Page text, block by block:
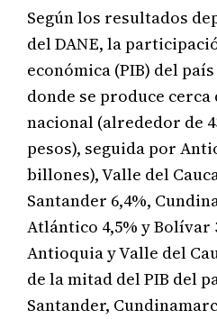
Según los resultados
del DANE, la
económica (PIB) del
donde se produce cerca
nacional (alrededor de
pesos), seguida por
billones), Valle del
Santander 6,4%,
Atlántico 4,5% y Bolívar
Antioquia y Valle del
de la mitad del PIB del
Santander,